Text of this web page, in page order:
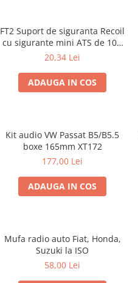
FT2 Suport de siguranta Recoil
cu sigurante mini ATS de 10A
si 20A
20,34 Lei
ADAUGA IN COS
Kit audio VW Passat B5/B5.5
boxe 165mm XT172
177,00 Lei
ADAUGA IN COS
Mufa radio auto Fiat, Honda,
Suzuki la ISO
58,00 Lei